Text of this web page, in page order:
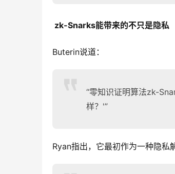
zk-Snarks能带来的不只是隐私
Buterin说道：
“零知识证明算法zk-
样？'”
Ryan指出，它最初作为一种隐私